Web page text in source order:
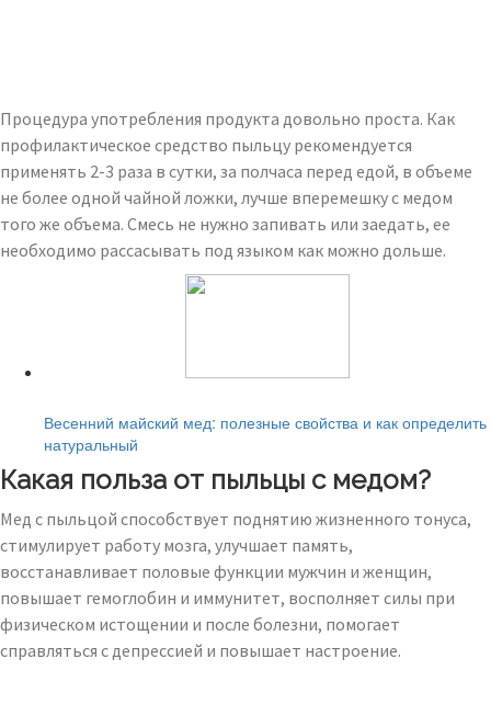
Процедура употребления продукта довольно проста. Как
профилактическое средство пыльцу рекомендуется
применять 2-3 раза в сутки, за полчаса перед едой, в объеме
не более одной чайной ложки, лучше вперемешку с медом
того же объема. Смесь не нужно запивать или заедать, ее
необходимо рассасывать под языком как можно дольше.
Весенний майский мед: полезные свойства и как определить
натуральный
Какая польза от пыльцы с медом?
Мед с пыльцой способствует поднятию жизненного тонуса,
стимулирует работу мозга, улучшает память,
восстанавливает половые функции мужчин и женщин,
повышает гемоглобин и иммунитет, восполняет силы при
физическом истощении и после болезни, помогает
справляться с депрессией и повышает настроение.